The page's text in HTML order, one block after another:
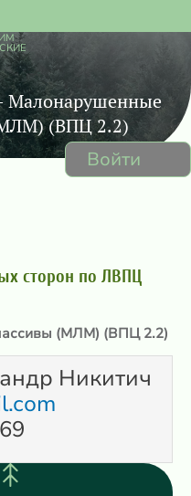
Малонарушенные
(ВПЦ 2.2)
сторон по ЛВПЦ
(МЛМ) (ВПЦ 2.2)
Никитич
Войти